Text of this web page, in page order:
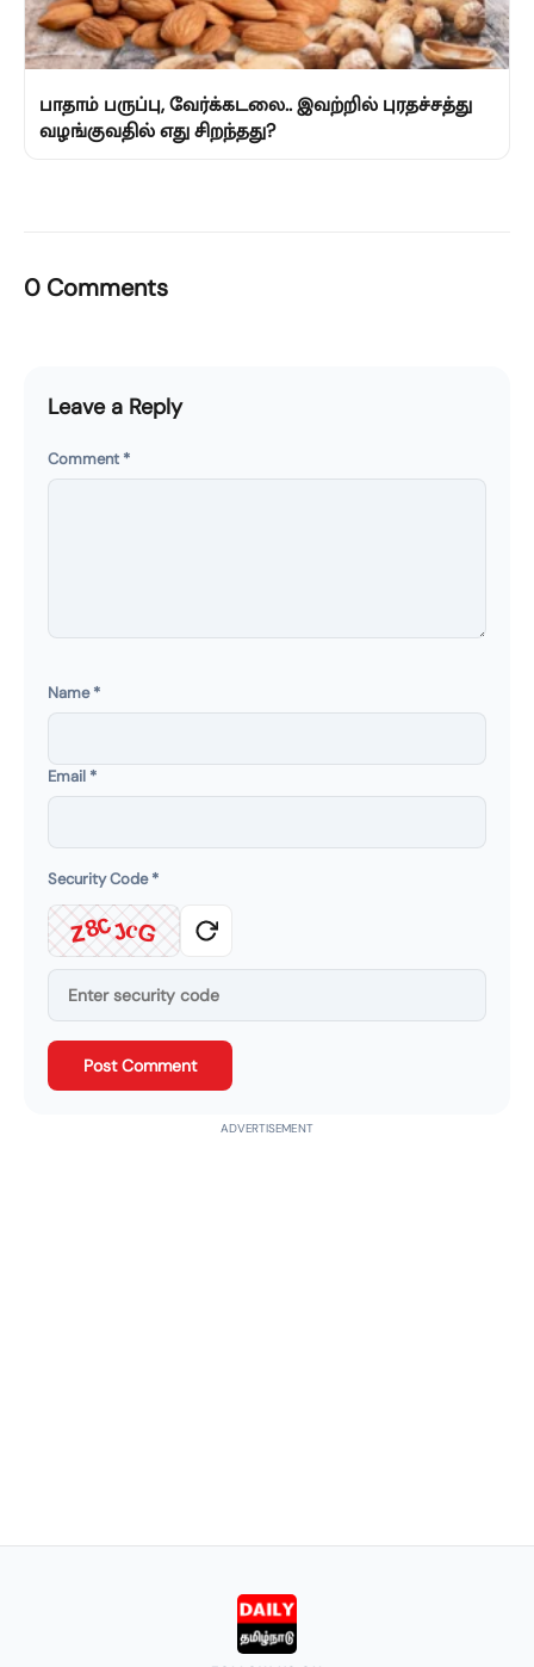
பாதாம் பருப்பு, வேர்க்கடலை.. இவற்றில் புரதச்சத்து
வழங்குவதில் எது சிறந்தது?
0 Comments
Leave a Reply
Comment *
Name*
Email *
Security Code*
z8CJcG
Post Comment
ADVERTISEMENT